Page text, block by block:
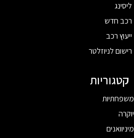
ליסינג
רכב חדש
ייעוץ רכב
רישום לניוזלטר
קטגוריות
משפחתיות
יוקרה
מיניוואנים